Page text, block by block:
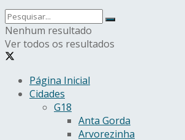
Nenhum resultado
Ver todos os resultados
Página Inicial
Cidades
G18
Anta Gorda
Arvorezinha